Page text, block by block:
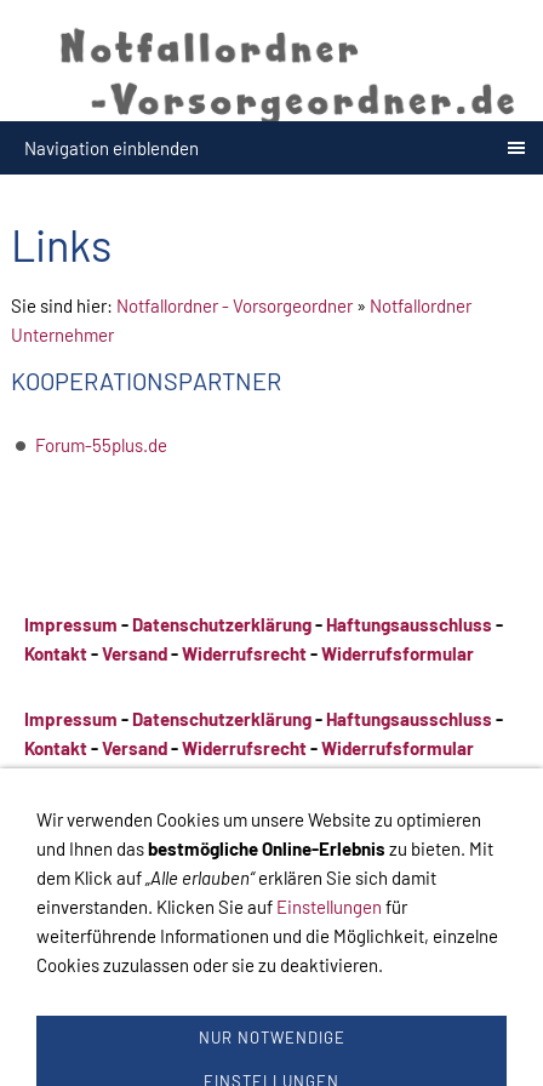
Navigation einblenden
Links
Sie sind hier: Notfallordner - Vorsorgeordner» Notfallordner
Unternehmer
KOOPERATIONSPARTNER
Forum-55plus.de
Impressum - Datenschutzerklärung- Haftungsausschluss -
Kontakt-Versand-Widerrufsrecht-Widerrufsformular
Impressum - Datenschutzerklärung- Haftungsausschluss -
Kontakt-Versand-Widerrufsrecht-Widerrufsformular
Impressum-Datenschutzerklärung-Haftungsausschluss
Kontakt-Versand-Widerrufsrecht -Widerrufsformular
Impressum DatenschutzAGB
Wir verwenden Cookies um unsere Website zu optimieren
und Ihnen dasbestmögliche Online-Erlebnis zu bieten. Mit
dem Klick auf„Alle erlauben“erklären Sie sich damit
einverstanden. Klicken Sie auf Einstellungen für
weiterführende Informationen und die Möglichkeit, einzelne
Cookies zuzulassen oder sie zu deaktivieren.
NUR NOTWENDIGE
EINSTELLUNGEN